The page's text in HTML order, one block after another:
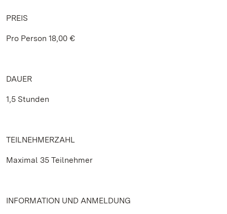
PREIS
Pro Person 18,00 €
DAUER
1,5 Stunden
TEILNEHMERZAHL
Maximal 35 Teilnehmer
INFORMATION UND ANMELDUNG